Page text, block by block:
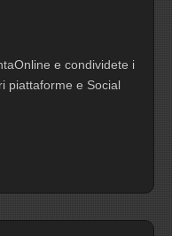
e condividete i
piattaforme e Social